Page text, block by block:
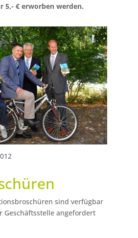
5,- € erworben werden.
sind verfügbar
Geschäftsstelle angefordert